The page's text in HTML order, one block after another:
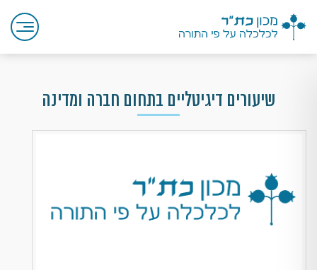
שיעורים דיגיטליים בתחום חברה ומדינה